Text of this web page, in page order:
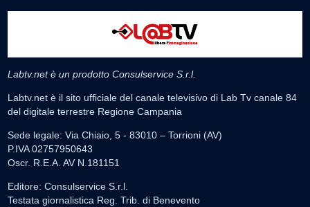
Labtv.net è un prodotto Consulservice S.r.l.
Labtv.net è il sito ufficiale del canale televisivo di Lab Tv canale 84
del digitale terrestre Regione Campania
Sede legale: Via Chiaio, 5 - 83010 – Torrioni (AV)
P.IVA 02757950643
Oscr. R.E.A. AV N.181151
Editore: Consulservice S.r.l.
Testata giornalistica Reg. Trib. di Benevento